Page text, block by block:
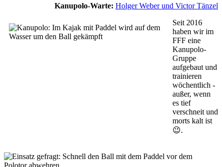
Kanupolo-Warte: Holger Weber und Victor Tänzel
Seit 2016
haben wir im
FFF eine
Kanupolo-
Gruppe
aufgebaut und
trainieren
wöchentlich -
außer, wenn
es tief
verschneit und
morts kalt ist
😉.